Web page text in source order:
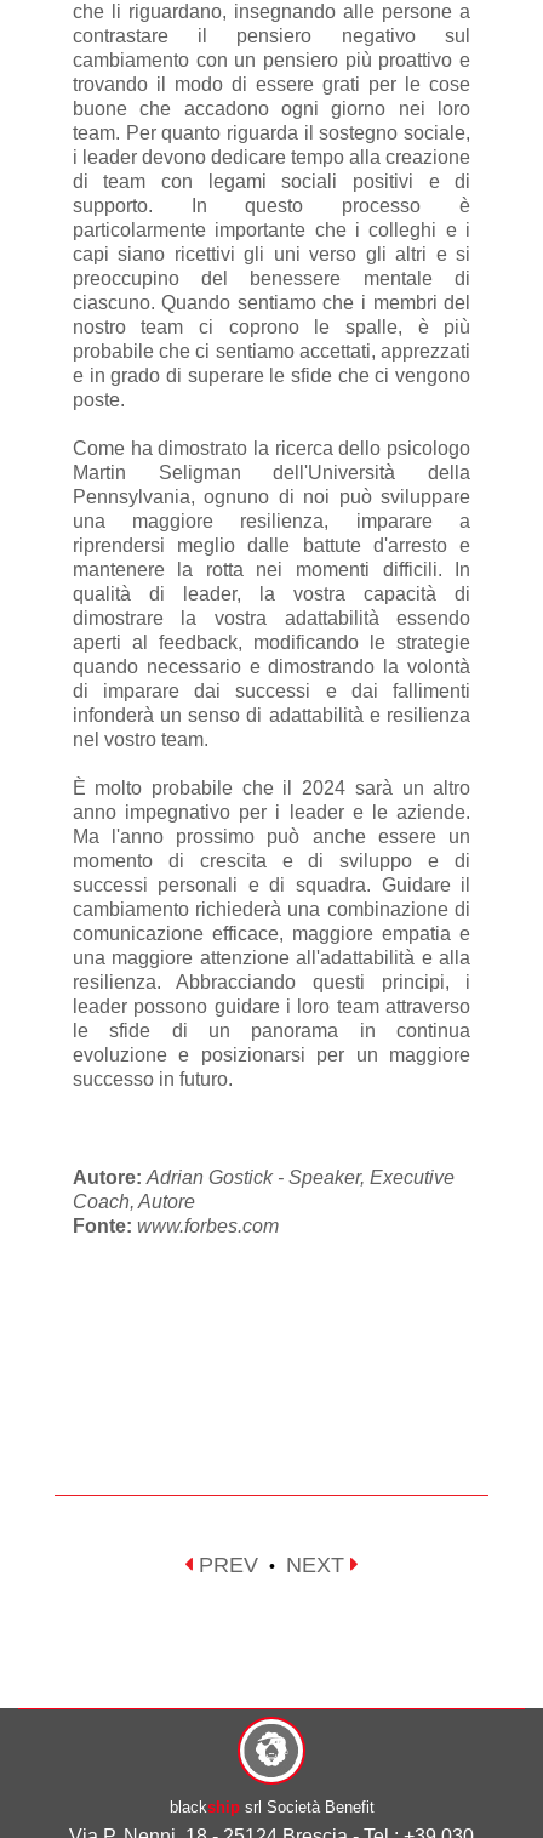
che li riguardano, insegnando alle persone a
contrastare il pensiero negativo sul
cambiamento con un pensiero più proattivo e
trovando il modo di essere grati per le cose
buone che accadono ogni giorno nei loro
team. Per quanto riguarda il sostegno sociale,
i leader devono dedicare tempo alla creazione
di team con legami sociali positivi e di
supporto. In questo processo è
particolarmente importante che i colleghi e i
capi siano ricettivi gli uni verso gli altri e si
preoccupino del benessere mentale di
ciascuno. Quando sentiamo che i membri del
nostro team ci coprono le spalle, è più
probabile che ci sentiamo accettati, apprezzati
e in grado di superare le sfide che ci vengono
poste.
Come ha dimostrato la ricerca dello psicologo
Martin Seligman dell'Università della
Pennsylvania, ognuno di noi può sviluppare
una maggiore resilienza, imparare a
riprendersi meglio dalle battute d'arresto e
mantenere la rotta nei momenti difficili. In
qualità di leader, la vostra capacità di
dimostrare la vostra adattabilità essendo
aperti al feedback, modificando le strategie
quando necessario e dimostrando la volontà
di imparare dai successi e dai fallimenti
infonderà un senso di adattabilità e resilienza
nel vostro team.
È molto probabile che il 2024 sarà un altro
anno impegnativo per i leader e le aziende.
Ma l'anno prossimo può anche essere un
momento di crescita e di sviluppo e di
successi personali e di squadra. Guidare il
cambiamento richiederà una combinazione di
comunicazione efficace, maggiore empatia e
una maggiore attenzione all'adattabilità e alla
resilienza. Abbracciando questi principi, i
leader possono guidare i loro team attraverso
le sfide di un panorama in continua
evoluzione e posizionarsi per un maggiore
successo in futuro.
Autore: Adrian Gostick - Speaker, Executive
Coach, Autore
Fonte: www.forbes.com
PREV • NEXT
blackshipsrl Società Benefit